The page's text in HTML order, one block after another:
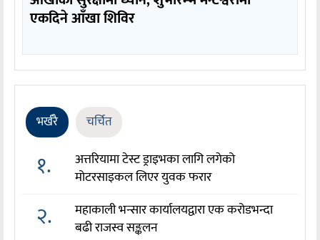
एकदिने आँखा शिविर
भर्खरै चर्चित
१.
अत्तरियामा टेस्ट ड्राइभका लागि लगेको
मोटरसाइकल लिएर युवक फरार
२.
महाकाली भन्सार कार्यालयद्वारा एक करोडभन्दा
बढी राजस्व सङ्कलन